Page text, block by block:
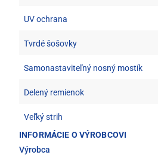
UV ochrana
Tvrdé šošovky
Samonastaviteľný nosný mostík
Delený remienok
Veľký strih
INFORMÁCIE O VÝROBCOVI
Výrobca